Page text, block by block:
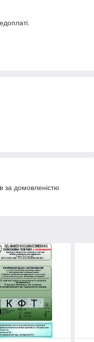
за домовленістю